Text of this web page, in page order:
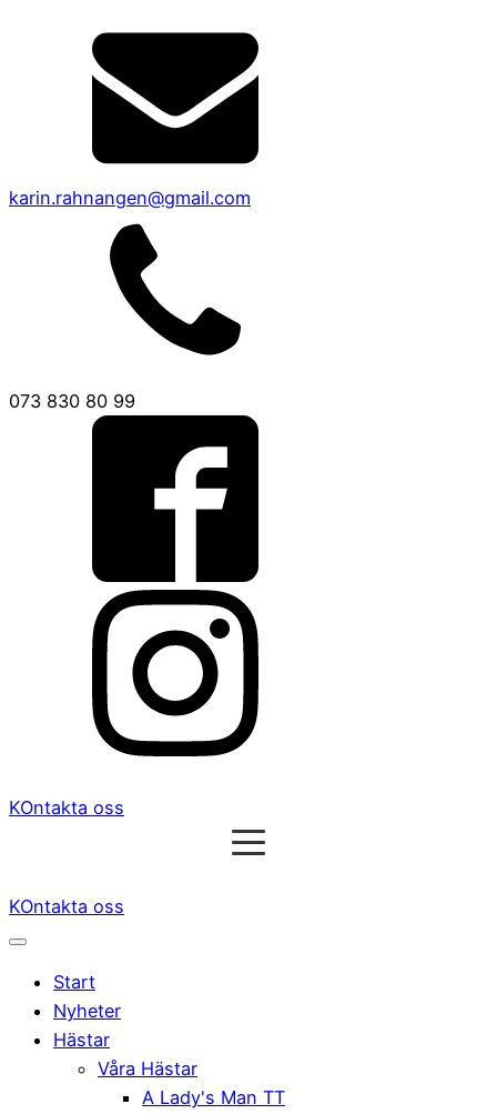
karin.rahnangen@gmail.com
073 830 80 99
KOntakta oss
KOntakta oss
Start
Nyheter
Hästar
Våra Hästar
A Lady's Man TT